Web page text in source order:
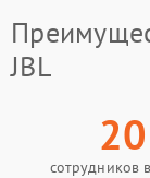
JBL
20
сотрудников